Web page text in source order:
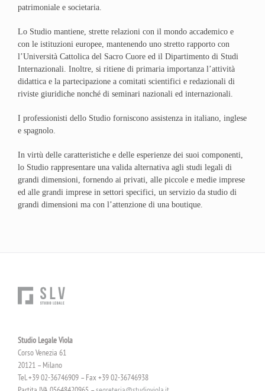
patrimoniale e societaria.
Lo Studio mantiene, strette relazioni con il mondo accademico e
con le istituzioni europee, mantenendo uno stretto rapporto con
l’Università Cattolica del Sacro Cuore ed il Dipartimento di Studi
Internazionali. Inoltre, si ritiene di primaria importanza l’attività
didattica e la partecipazione a comitati scientifici e redazionali di
riviste giuridiche nonché di seminari nazionali ed internazionali.
I professionisti dello Studio forniscono assistenza in italiano, inglese
e spagnolo.
In virtù delle caratteristiche e delle esperienze dei suoi componenti,
lo Studio rappresentare una valida alternativa agli studi legali di
grandi dimensioni, fornendo ai privati, alle piccole e medie imprese
ed alle grandi imprese in settori specifici, un servizio da studio di
grandi dimensioni ma con l’attenzione di una boutique.
Studio Legale Viola
Corso Venezia 61
20121 – Milano
Tel. +39 02-36746909 – Fax +39 02-36746938